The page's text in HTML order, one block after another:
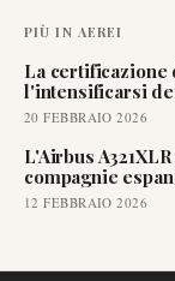
PIÙ IN AEREI
La certificazione
l'intensificarsi
20 FEBBRAIO 2026
L'Airbus
compagnie
12 FEBBRAIO 2026